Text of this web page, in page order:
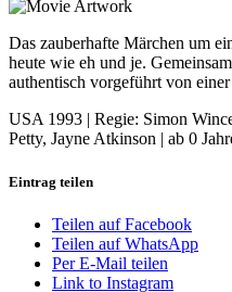
Das zauberhafte Märchen um
heute wie eh und je.
authentisch vorgeführt von
USA 1993 | Regie: Simon
Petty, Jayne Atkinson | ab 0
Eintrag teilen
Teilen auf Facebook
Teilen auf WhatsApp
Per E-Mail teilen
Link to Instagram